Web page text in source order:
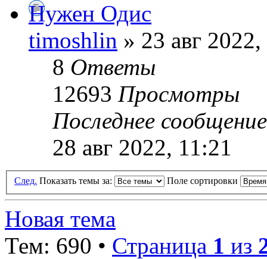
Нужен Одис
timoshlin » 23 авг
8 Ответы
12693 Просмотры
Последнее
28 авг 2022, 11:21
След. Показать темы за: Поле сортировки
Новая тема
Тем: 690 • Страница 1 из